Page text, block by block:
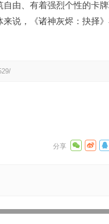
由、有着强烈个性的卡
说，《诸神灰烬：抉择